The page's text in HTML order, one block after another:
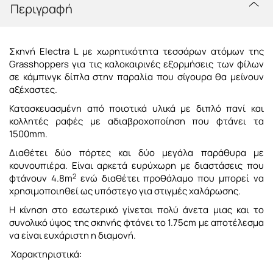
Περιγραφή
Σκηνή Electra L με χωρητικότητα τεσσάρων ατόμων της
Grasshoppers για τις καλοκαιρινές εξορμήσεις των φίλων
σε κάμπινγκ δίπλα στην παραλία που σίγουρα θα μείνουν
αξέχαστες.
Κατασκευασμένη από ποιοτικά υλικά με διπλό πανί και
κολλητές ραφές με αδιαβροχοποίηση που φτάνει τα
1500mm.
Διαθέτει δύο πόρτες και δύο μεγάλα παράθυρα με
κουνουπιέρα. Είναι αρκετά ευρύχωρη με διαστάσεις που
φτάνουν 4.8m2ενώ διαθέτει προθάλαμο που μπορεί να
χρησιμοποιηθεί ως υπόστεγο για στιγμές χαλάρωσης.
Η κίνηση στο εσωτερικό γίνεται πολύ άνετα μιας και το
συνολικό ύψος της σκηνής φτάνει το 1.75cm με αποτέλεσμα
να είναι ευχάριστη η διαμονή.
Χαρακτηριστικά: